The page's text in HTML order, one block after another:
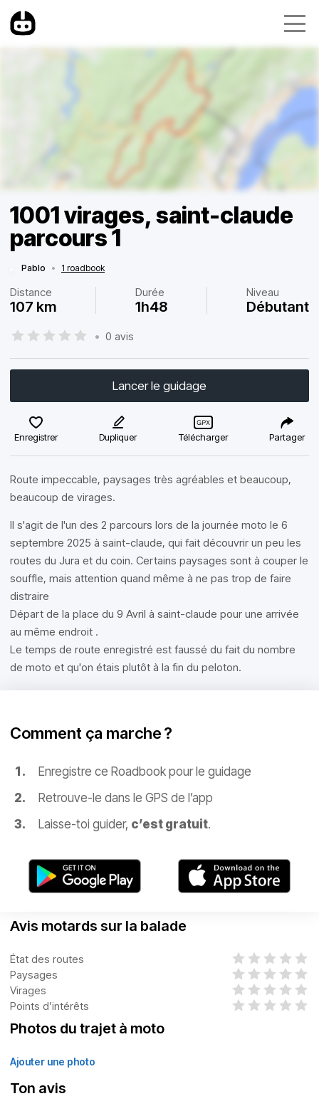
1001 virages, saint-claude
parcours 1
Pablo • 1 roadbook
Distance
107 km
Durée
1h48
Niveau
Débutant
• 0 avis
Lancer le guidage
Enregistrer Dupliquer Télécharger Partager
Route impeccable, paysages très agréables et beaucoup,
beaucoup de virages.
Il s'agit de l'un des 2 parcours lors de la journée moto le 6
septembre 2025 à saint-claude, qui fait découvrir un peu les
routes du Jura et du coin. Certains paysages sont à couper le
souffle, mais attention quand même à ne pas trop de faire
distraire
Départ de la place du 9 Avril à saint-claude pour une arrivée
au même endroit .
Le temps de route enregistré est faussé du fait du nombre
de moto et qu'on étais plutôt à la fin du peloton.
Comment ça marche ?
Enregistre ce Roadbook pour le guidage
Retrouve-le dans le GPS de l’app
Laisse-toi guider, c’est gratuit.
Avis motards sur la balade
État des routes
Paysages
Virages
Points d’intérêts
Photos du trajet à moto
Ajouter une photo
Ton avis